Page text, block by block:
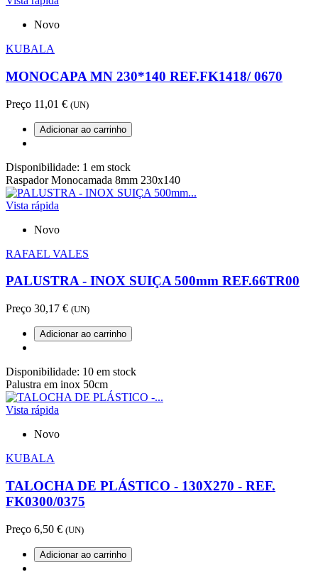
Novo
KUBALA
MONOCAPA MN 230*140 REF.FK1418/ 0670
Preço 11,01 € (UN)
Adicionar ao carrinho
Disponibilidade: 1 em stock
Raspador Monocamada 8mm 230x140
Vista rápida
Novo
RAFAEL VALES
PALUSTRA - INOX SUIÇA 500mm REF.66TR00
Preço 30,17 € (UN)
Adicionar ao carrinho
Disponibilidade: 10 em stock
Palustra em inox 50cm
Vista rápida
Novo
KUBALA
TALOCHA DE PLÁSTICO - 130X270 - REF.
FK0300/0375
Preço 6,50 € (UN)
Adicionar ao carrinho